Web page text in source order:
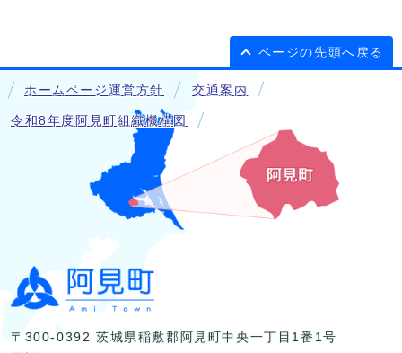
ページの先頭へ戻る
ホームページ運営方針 交通案内
令和8年度阿見町組織機構図
〒300-0392 茨城県稲敷郡阿見町中央一丁目1番1号